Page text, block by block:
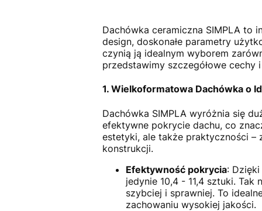
Dachówka ceramiczna SIMPLA to
design, doskonałe parametry
czynią ją idealnym wyborem
przedstawimy szczegółowe
1. Wielkoformatowa Dachówka o
Dachówka SIMPLA wyróżnia się
efektywne pokrycie dachu, co
estetyki, ale także praktyczności –
konstrukcji.
Efektywność pokrycia:
jedynie 10,4 - 11,4 sztuki.
szybciej i sprawniej. To
zachowaniu wysokiej jakości.